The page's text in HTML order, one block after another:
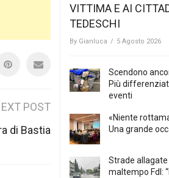
POST
di Bastia
VITTIMA E AI
TEDESCHI
By Gianluca / 5 Agosto 2026
Scendono
Più
eventi
«Niente
Una grande
Strade allagate
maltempo FdI: